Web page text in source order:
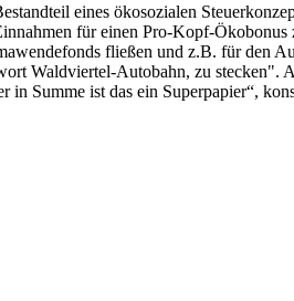
eines ökosozialen
für einen Pro-Kopf-
fließen und z.B. für den
Waldviertel-Autobahn, zu stecken".
Summe ist das ein Superpapier“,